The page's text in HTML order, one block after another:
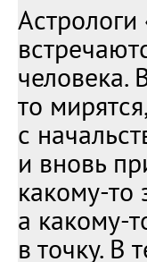
человека.
то
с
и вновь
какому-то
а какому-
в точку. В